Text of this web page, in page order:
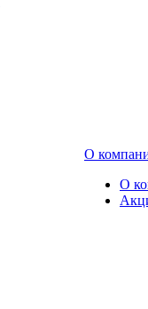
О
О